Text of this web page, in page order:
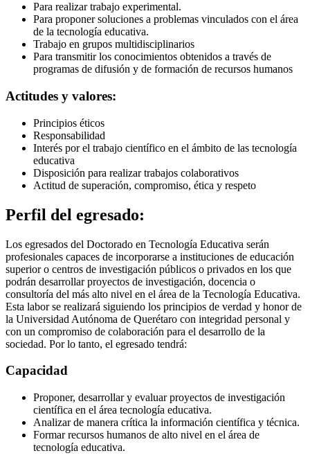
Para realizar trabajo experimental.
Para proponer soluciones a problemas vinculados con el área
de la tecnología educativa.
Trabajo en grupos multidisciplinarios
Para transmitir los conocimientos obtenidos a través de
programas de difusión y de formación de recursos humanos
Actitudes y valores:
Principios éticos
Responsabilidad
Interés por el trabajo científico en el ámbito de las tecnología
educativa
Disposición para realizar trabajos colaborativos
Actitud de superación, compromiso, ética y respeto
Perfil del egresado:
Los egresados del Doctorado en Tecnología Educativa serán
profesionales capaces de incorporarse a instituciones de educación
superior o centros de investigación públicos o privados en los que
podrán desarrollar proyectos de investigación, docencia o
consultoría del más alto nivel en el área de la Tecnología Educativa.
Esta labor se realizará siguiendo los principios de verdad y honor de
la Universidad Autónoma de Querétaro con integridad personal y
con un compromiso de colaboración para el desarrollo de la
sociedad. Por lo tanto, el egresado tendrá:
Capacidad
Proponer, desarrollar y evaluar proyectos de investigación
científica en el área tecnología educativa.
Analizar de manera crítica la información científica y técnica.
Formar recursos humanos de alto nivel en el área de
tecnología educativa.